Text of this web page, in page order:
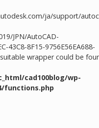
ja/support/
JPN/AutoCAD-
43C8-8F15-9756E56EA688-
wrapper could be
cad100blog/wp-
functions.php